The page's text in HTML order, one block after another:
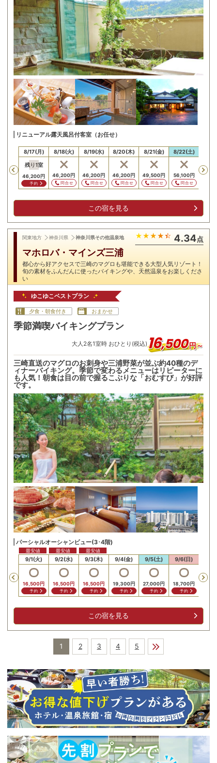
リニューアル露天風呂付客室（お任せ）
Previous
8/17(月)
残り1室
46,200円
予約
8/18(火)
46,200円
問合せ
8/19(水)
46,200円
問合せ
8/20(木)
46,200円
問合せ
8/21(金)
49,500円
問合せ
8/22(土)
56,100円
問合せ
この宿を見る
関東地方 神奈川県 神奈川県その他温泉地 4.34点
マホロバ・マインズ三浦
都心から好アクセスで三崎のマグロも堪能できる大型人気リゾート！
旬の素材をふんだんに使ったバイキングや、天然温泉をお楽しくださ
い
ゆこゆこベストプラン
夕食・朝食付き おまかせ
季節満喫バイキングプラン
大人 2名1室時 おひとり(税込)16,500円～
三崎直送のマグロのお刺身や三浦野菜が並ぶ約40種のデ
ィナーバイキング。季節で変わるメニューはリピーターに
も人気！朝食は目の前で握るこぶりな「おむすび」が好評
です。
パーシャルオーシャンビュー(3･4階)
Previous
9/1(火)
16,500円
予約
最安値
9/2(水)
16,500円
予約
最安値
9/3(木)
16,500円
予約
最安値
9/4(金)
19,300円
予約
9/5(土)
27,000円
予約
9/6(日)
18,700円
予約
この宿を見る
1 2 3 4 5